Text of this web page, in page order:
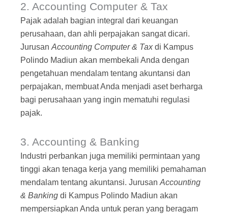
2. Accounting Computer & Tax
Pajak adalah bagian integral dari keuangan
perusahaan, dan ahli perpajakan sangat dicari.
Jurusan Accounting Computer & Taxdi Kampus
Polindo Madiun akan membekali Anda dengan
pengetahuan mendalam tentang akuntansi dan
perpajakan, membuat Anda menjadi aset berharga
bagi perusahaan yang ingin mematuhi regulasi
pajak.
3. Accounting & Banking
Industri perbankan juga memiliki permintaan yang
tinggi akan tenaga kerja yang memiliki pemahaman
mendalam tentang akuntansi. Jurusan Accounting
& Bankingdi Kampus Polindo Madiun akan
mempersiapkan Anda untuk peran yang beragam